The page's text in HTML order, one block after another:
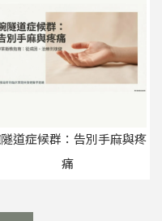
道症候群：告別手麻與疼
痛